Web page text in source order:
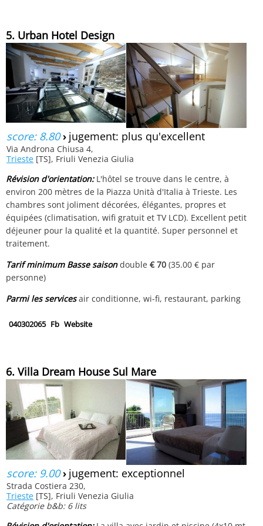
5. Urban Hotel Design
score: 8.80› jugement: plus qu'excellent
Via Androna Chiusa 4,
Trieste [TS], Friuli Venezia Giulia
Révision d'orientation:L'hôtel se trouve dans le centre, à
environ 200 mètres de la Piazza Unità d'Italia à Trieste. Les
chambres sont joliment décorées, élégantes, propres et
équipées (climatisation, wifi gratuit et TV LCD). Excellent petit
déjeuner pour la qualité et la quantité. Super personnel et
traitement.
Tarif minimum Basse saisondouble€ 70 (35.00 € par
personne)
Parmi les servicesair conditionne, wi-fi, restaurant, parking
040302065 Fb Website
6. Villa Dream House Sul Mare
score: 9.00› jugement: exceptionnel
Strada Costiera 230,
Trieste [TS], Friuli Venezia Giulia
Catégorie b&b: 6 lits